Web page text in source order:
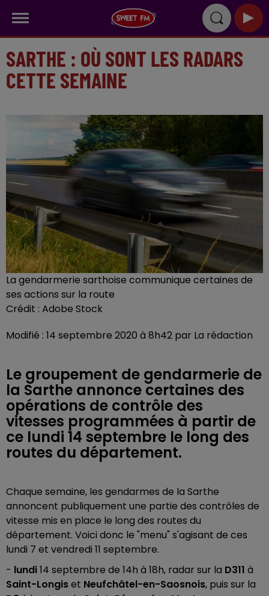
SARTHE : OÙ SONT LES RADARS
CETTE SEMAINE
La gendarmerie sarthoise communique certaines de
ses actions sur la route
Crédit : Adobe Stock
Modifié : 14 septembre 2020 à 8h42 par La rédaction
Le groupement de gendarmerie de
la Sarthe annonce certaines des
opérations de contrôle des
vitesses programmées à partir de
ce lundi 14 septembre le long des
routes du département.
Chaque semaine, les gendarmes de la Sarthe
annoncent publiquement une partie des contrôles de
vitesse mis en place le long des routes du
département. Voici donc le "menu" s'agisant de ces
lundi 7 et vendredi 11 septembre.
- lundi14 septembre de 14h à 18h, radar sur la D311 à
Saint-Longiset Neufchâtel-en-Saosnois, puis sur la